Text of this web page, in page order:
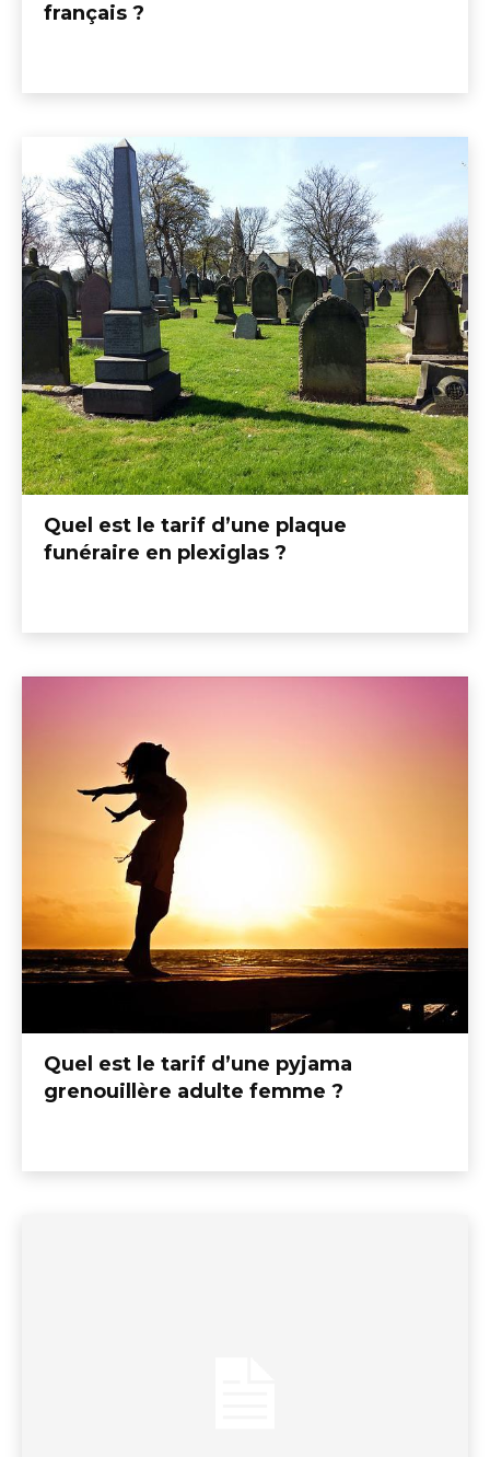
français ?
Quel est le tarif d’une plaque
funéraire en plexiglas ?
Quel est le tarif d’une pyjama
grenouillère adulte femme ?